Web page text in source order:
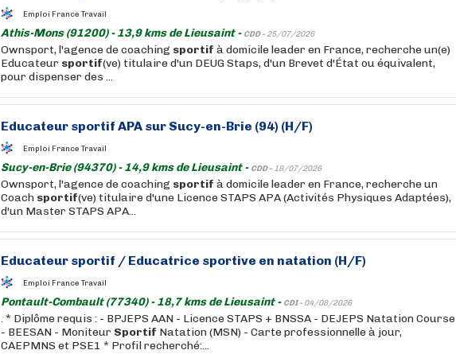
Emploi France Travail
Athis-Mons (91200) - 13,9 kms de Lieusaint - CDD - 25/07/2026
Ownsport, l'agence de coaching sportif à domicile leader en France, recherche un(e)
Educateur sportif(ve) titulaire d'un DEUG Staps, d'un Brevet d'État ou équivalent,
pour dispenser des ...
Educateur sportif APA sur Sucy-en-Brie (94) (H/F)
Emploi France Travail
Sucy-en-Brie (94370) - 14,9 kms de Lieusaint - CDD - 18/07/2026
Ownsport, l'agence de coaching sportif à domicile leader en France, recherche un
Coach sportif(ve) titulaire d'une Licence STAPS APA (Activités Physiques Adaptées),
d'un Master STAPS APA...
Educateur sportif / Educatrice sportive en natation (H/F)
Emploi France Travail
Pontault-Combault (77340) - 18,7 kms de Lieusaint - CDI - 04/08/2026
. * Diplôme requis : - BPJEPS AAN - Licence STAPS + BNSSA - DEJEPS Natation Course
- BEESAN - Moniteur Sportif Natation (MSN) - Carte professionnelle à jour,
CAEPMNS et PSE1 * Profil recherché:...